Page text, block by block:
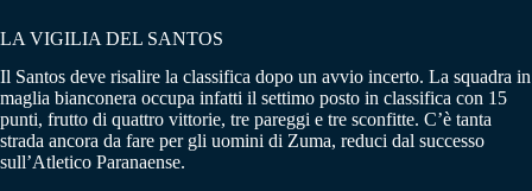
LA VIGILIA DEL SANTOS
Il Santos deve risalire la classifica dopo un avvio incerto. La squadra in
maglia bianconera occupa infatti il settimo posto in classifica con 15
punti, frutto di quattro vittorie, tre pareggi e tre sconfitte. C’è tanta
strada ancora da fare per gli uomini di Zuma, reduci dal successo
sull’Atletico Paranaense.